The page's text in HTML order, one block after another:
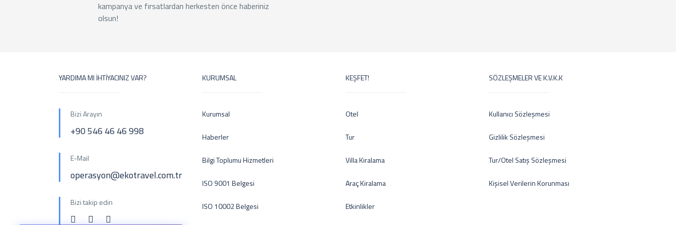
kampanya ve fırsatlardan herkesten önce haberiniz
olsun!
YARDIMA MI İHTİYACINIZ VAR?
Bizi Arayın
+90 546 46 46 998
E-Mail
operasyon@ekotravel.com.tr
Bizi takip edin
KURUMSAL
Kurumsal
Haberler
Bilgi Toplumu Hizmetleri
ISO 9001 Belgesi
ISO 10002 Belgesi
KEŞFET!
Otel
Tur
Villa Kiralama
Araç Kiralama
Etkinlikler
SÖZLEŞMELER VE K.V.K.K
Kullanıcı Sözleşmesi
Gizlilik Sözleşmesi
Tur/Otel Satış Sözleşmesi
Kişisel Verilerin Korunması